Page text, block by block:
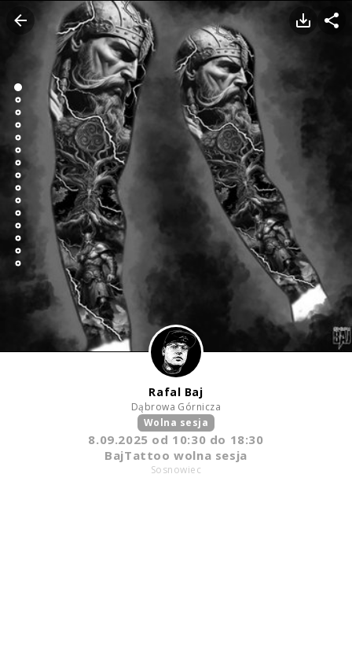
TATTOOARTIST
Rafal Baj
Dąbrowa Górnicza
Styl tatuażu: Biomechanic / Bio-organic / Black & Grey / Realizm /
Surrealizm / Horror
WIADOMOŚĆ
TATUAŻE WZORY
Rafal Baj
Dąbrowa Górnicza
Wolna sesja
8.09.2025 od 10:30 do 18:30
BajTattoo wolna sesja
Sosnowiec